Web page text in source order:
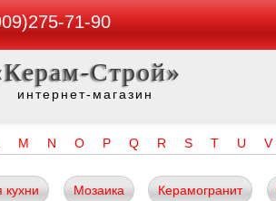
71-90
Строй»
интернет-магазин
M N O P Q R S T U V
кухни Мозаика Керамогранит